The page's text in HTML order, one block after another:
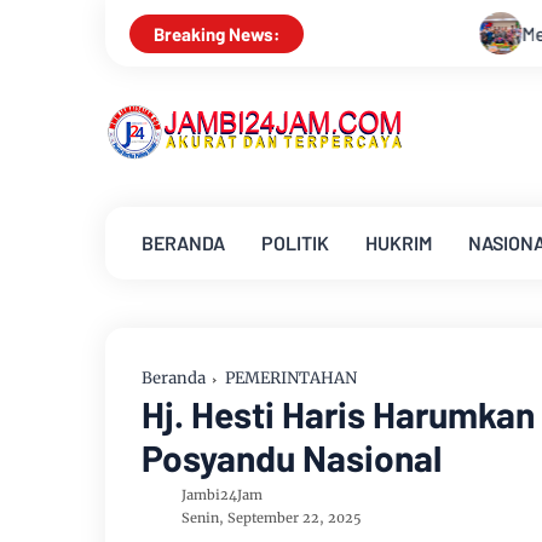
Breaking News:Menapaki Usia 59 Tahun, Sinsen
BERANDA POLITIK HUKRIM
Beranda PEMERINTAHAN
Hj. Hesti Haris
Posyandu Nasional
Jambi24Jam
Senin, September 22, 2025